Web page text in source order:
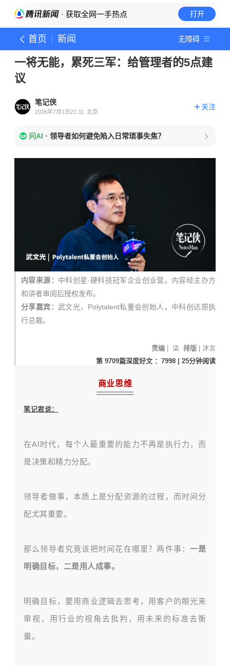
· 获取全网一手热点 打开
首页 新闻 无障碍
一将无能，累死三军：给管理者的5点建
议
笔记侠
2026年7月1日21:31 北京
关注
问AI · 领导者如何避免陷入日常琐事失焦？
内容来源： 中科创星·硬科技冠军企业创业营。 内容经主办方
和讲者审阅后授权发布。
分享嘉宾：武文光，Polytalent私董会创始人，中科创达原执
行总裁。
责编 | 柒 排版 | 沐言
第 9709篇深度好文 ：7998 | 25分钟阅读
商业思维
笔记君说：
在AI时代，每个人最重要的能力不再是执行力，而
是决策和精力分配。
领导者做事，本质上是分配资源的过程，而时间分
配尤其重要。
那么领导者究竟该把时间花在哪里？两件事：一是
明确目标，二是用人成事。
明确目标，要用商业逻辑去思考，用客户的眼光来
审视，用行业的视角去批判，用未来的标准去衡
量。